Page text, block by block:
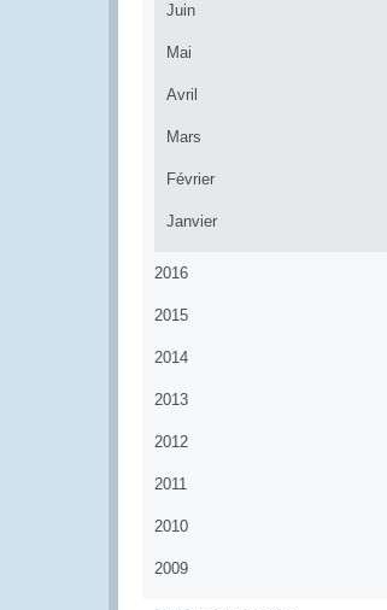
Juin
Mai
Avril
Mars
Février
Janvier
2016
2015
2014
2013
2012
2011
2010
2009